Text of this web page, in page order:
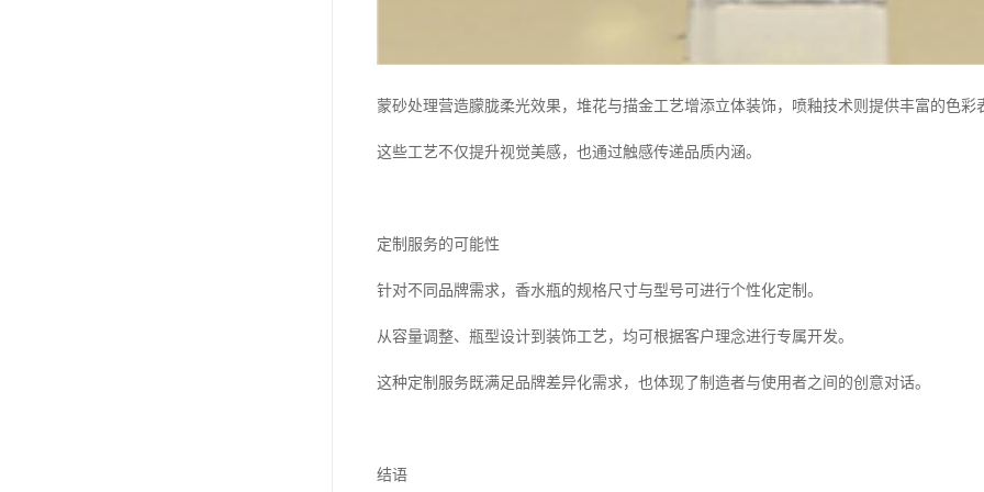
蒙砂处理营造朦胧柔光效果，堆花与描金工艺增添立体装饰，喷釉技术则提供丰富的色彩
这些工艺不仅提升视觉美感，也通过触感传递品质内涵。
定制服务的可能性
针对不同品牌需求，香水瓶的规格尺寸与型号可进行个性化定制。
从容量调整、瓶型设计到装饰工艺，均可根据客户理念进行专属开发。
这种定制服务既满足品牌差异化需求，也体现了制造者与使用者之间的创意对话。
结语